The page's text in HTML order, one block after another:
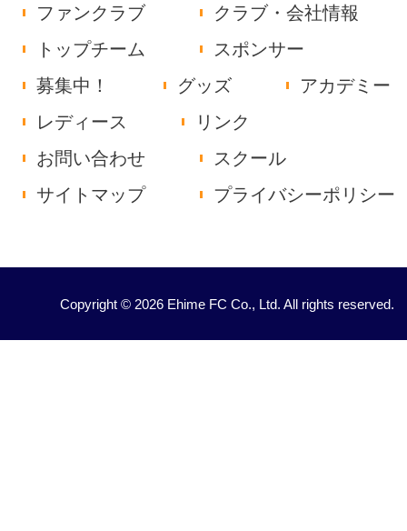
ファンクラブ
クラブ・会社情報
トップチーム
スポンサー
募集中！
グッズ
アカデミー
レディース
リンク
お問い合わせ
スクール
サイトマップ
プライバシーポリシー
Copyright © 2026 Ehime FC Co., Ltd. All rights reserved.